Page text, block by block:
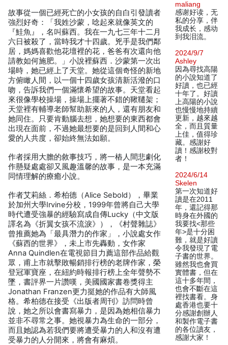
故事從一個已經死亡的小女孩的自白引發讀者
強烈好奇：「我姓沙蒙，唸起來就像英文的
『鮭魚』，名叫蘇西。我在一九七三年十二月
六日被殺了，當時我才十四歲。兇手是我們鄰
居，媽媽喜歡他花壇裡的花，爸爸有次還向他
請教如何施肥。」小說裡蘇西．沙蒙第一次出
場時，她已經上了天堂。她從這個奇怪的新地
方俯瞰人間，以一個十四歲女孩清新活潑的口
吻，告訴我們一個滿懷希望的故事。天堂看起
來很像學校操場，操場上擺著不錯的鞦韆架；
天堂裡有輔導老師幫助新來的人，還有朋友和
她同住。只要肯動腦去想，她想要的東西都會
出現在面前，不過她最想要的是回到人間和心
愛的人共度，卻始終無法如願。
作者採用大膽的敘事技巧，將一樁人間悲劇化
作懸疑處處卻又風趣溫馨的故事，是一本充滿
同情理解的療癒小說。
作者艾莉絲．希柏德（Alice Sebold），畢業
於加州大學Irvine分校，1999年曾將自己大學
時代遭受強暴的經驗寫成自傳Lucky（中文版
譯名為《折翼女孩不流淚》），《村聲雜誌》
曾推薦她為「最具潛力的作家」，小說處女作
《蘇西的世界》，未上市先轟動，女作家
Anna Quindlen在電視節目力薦這部作品給觀
眾，甫上市就擊敗暢銷排行榜的老牌作家，榮
登冠軍寶座，在紐約時報排行榜上全年聲勢不
墜，書評界一片讚嘆，美國國家書卷獎得主
Jonathan Franzen更力挺她的作品有大師風
格。希柏德在接受《出版者周刊》訪問時曾
說，她之所以會書寫暴力，是因為她相信暴力
並非不尋常之事。她視暴力為生命的一部分，
而且她認為若我們要將遭受暴力的人和沒有遭
受暴力的人分開來，將會有麻煩。
maliang
感谢好读，无
私的分享，伴
我成长，感动
到我泪流。
2024/9/7
Ashley
因為尋找高陽
的小說知道了
好讀，也已經
十年了。好讀
上高陽的小說
也慢慢地持續
更新，越來越
全，而且質量
上佳，值得珍
藏。感謝好
讀！感謝校對
者！
2024/6/14
Skelen
第一次知道好
讀是在2011
年，還記得那
時身在外國的
我要找<那些
年>是十分困
難，就是好讀
令我發現了電
子書的世界。
雖然我也會買
實體書，但在
這十多年間，
也會不斷在這
裡找書看。身
處香港也要十
分感謝創辦人
和製作電子書
的各位讀友，
感謝大家！